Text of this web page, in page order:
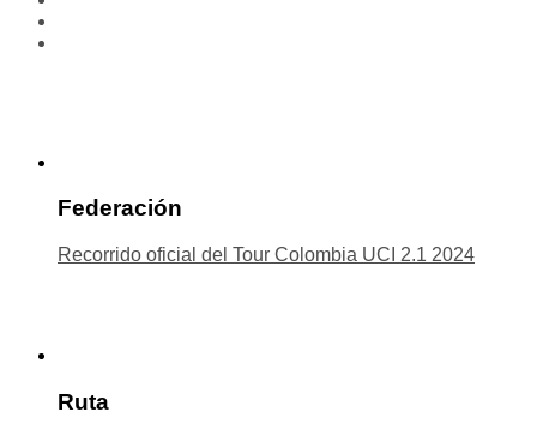
Federación
Recorrido oficial del Tour Colombia UCI 2.1 2024
Ruta